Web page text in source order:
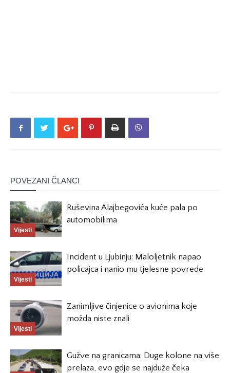
POVEZANI ČLANCI
Vijesti
Ruševina Alajbegovića kuće pala po
automobilima
Vijesti
Incident u Ljubinju: Maloljetnik napao
policajca i nanio mu tjelesne povrede
Vijesti
Zanimljive činjenice o avionima koje
možda niste znali
Gužve na granicama: Duge kolone na više
prelaza, evo gdje se najduže čeka